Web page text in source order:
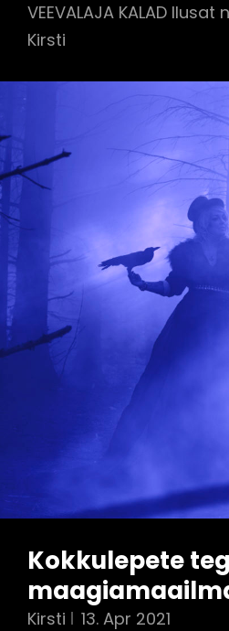
VEEVALAJA KALAD
Kirsti
Kokkulepete
Kirsti 13. Apr 2021